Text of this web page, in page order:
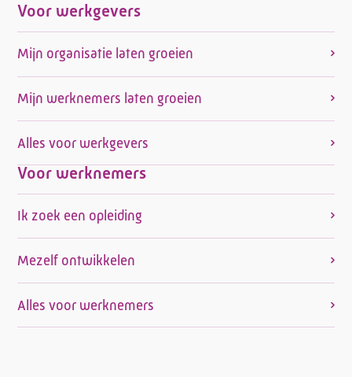
Voor werkgevers
Mijn organisatie laten groeien
Mijn werknemers laten groeien
Alles voor werkgevers
Voor werknemers
Ik zoek een opleiding
Mezelf ontwikkelen
Alles voor werknemers